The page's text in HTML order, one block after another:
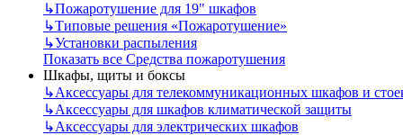
↳Пожаротушение для 19" шкафов
↳Типовые решения «Пожаротушение»
↳Установки распыления
Показать все Средства пожаротушения
Шкафы, щиты и боксы
↳Аксессуары для телекоммуникационных шкафов и
↳Аксессуары для шкафов климатической защиты
↳Аксессуары для электрических шкафов